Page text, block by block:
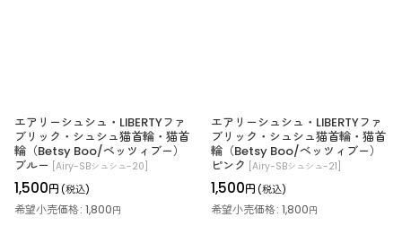
エアリーシュシュ・LIBERTYファ
ブリック・シュシュ猫首輪・猫首
輪（Betsy Boo/ベッツィブー）
ブルー [Airy-SBシュシュ-20]
1,500円 (税込)
希望小売価格: 1,800円
エアリーシュシュ・LIBERTYファ
ブリック・シュシュ猫首輪・猫首
輪（Betsy Boo/ベッツィブー）
ピンク [Airy-SBシュシュ-21]
1,500円 (税込)
希望小売価格: 1,800円